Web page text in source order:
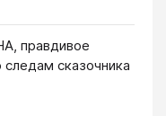
правдивое
сказочника